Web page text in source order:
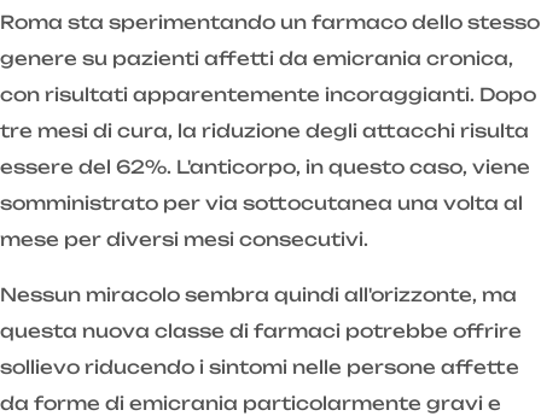
Roma sta sperimentando un farmaco dello stesso
genere su pazienti affetti da emicrania cronica,
con risultati apparentemente incoraggianti. Dopo
tre mesi di cura, la riduzione degli attacchi risulta
essere del 62%. L'anticorpo, in questo caso, viene
somministrato per via sottocutanea una volta al
mese per diversi mesi consecutivi.
Nessun miracolo sembra quindi all'orizzonte, ma
questa nuova classe di farmaci potrebbe offrire
sollievo riducendo i sintomi nelle persone affette
da forme di emicrania particolarmente gravi e